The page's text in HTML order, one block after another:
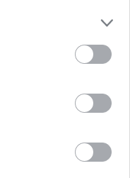
59-54
48-49
52-58